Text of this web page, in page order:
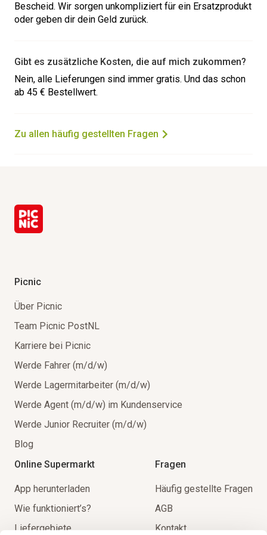
Bescheid. Wir sorgen unkompliziert für ein Ersatzprodukt
oder geben dir dein Geld zurück.
Gibt es zusätzliche Kosten, die auf mich zukommen?
Nein, alle Lieferungen sind immer gratis. Und das schon
ab 45 € Bestellwert.
Zu allen häufig gestellten Fragen
Picnic
Über Picnic
Team Picnic PostNL
Karriere bei Picnic
Werde Fahrer (m/d/w)
Werde Lagermitarbeiter (m/d/w)
Werde Agent (m/d/w) im Kundenservice
Werde Junior Recruiter (m/d/w)
Blog
Online Supermarkt
App herunterladen
Wie funktioniert’s?
Liefergebiete
Fragen
Häufig gestellte Fragen
AGB
Kontakt